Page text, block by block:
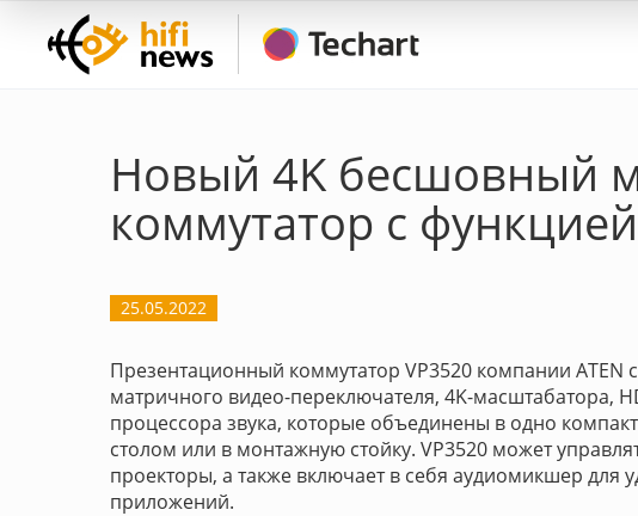
Новый 4K бесшовный
коммутатор с
25.05.2022
Презентационный коммутатор VP3520 компании ATEN
матричного видео-переключателя, 4K-масштабатора,
процессора звука, которые объединены в одно
столом или в монтажную стойку. VP3520 может
проекторы, а также включает в себя аудиомикшер
приложений.